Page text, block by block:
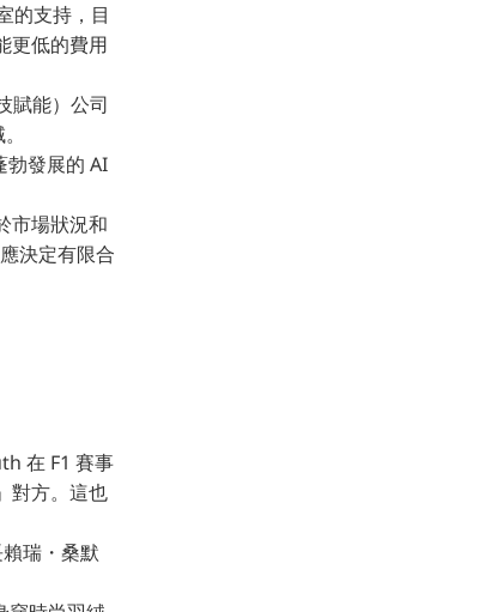
的支持，目
更低的費用
賦能）公司
勃發展的 AI
市場狀況和
決定有限合
在 F1 賽事
對方。這也
瑞・桑默